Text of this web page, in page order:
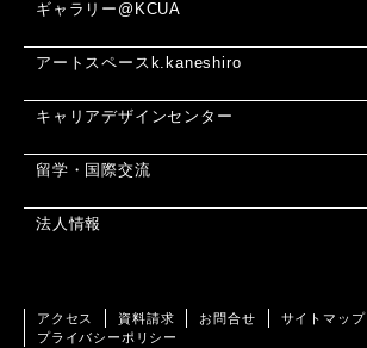
ギャラリー@KCUA
アートスペースk.kaneshiro
キャリアデザインセンター
留学・国際交流
法人情報
アクセス 資料請求 お問合せ
サイトマップ
プライバシーポリシー